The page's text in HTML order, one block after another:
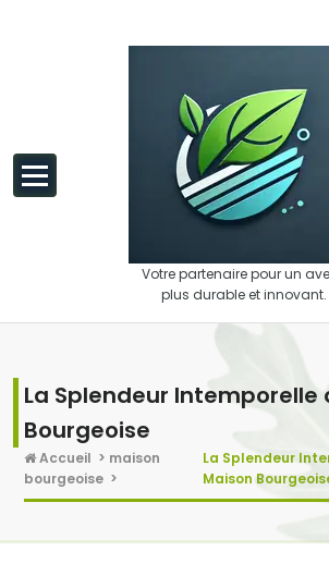
Votre partenaire pour un
plus durable et innovant.
La Splendeur Intemporelle
Bourgeoise
Accueil > maison
bourgeoise >
La Splendeur
Maison